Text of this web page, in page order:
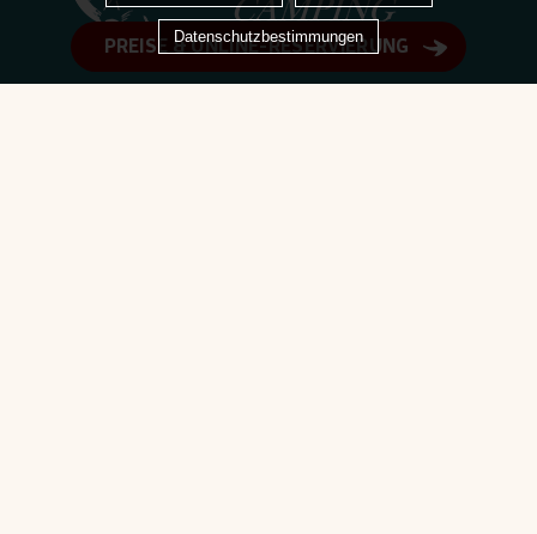
PREISE & ONLINE-RESERVIERUNG
Datenschutzbestimmungen